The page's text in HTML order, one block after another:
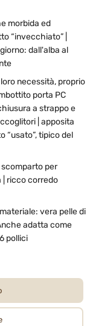
morbida ed
“invecchiato” |
dall'alba al
necessità, proprio
porta PC
a strappo e
| apposita
“usato”, tipico del
per
| ricco corredo
vera pelle di
adatta come
pollici